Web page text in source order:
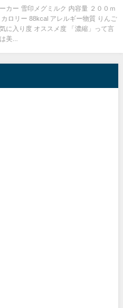
ーカー 雪印メグミルク 内容量 ２００ｍ
カロリー 88kcal アレルギー物質 りんご
に入り度 オススメ度 「濃縮」って言
美...